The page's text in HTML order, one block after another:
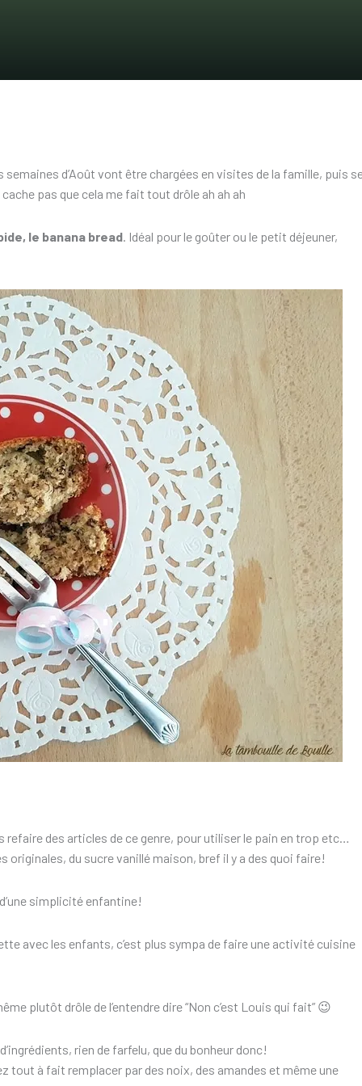
d’Août vont être chargées en visites de la famille, puis
pas que cela me fait tout drôle ah ah ah
le banana bread. Idéal pour le goûter ou le petit déjeuner,
des articles de ce genre, pour utiliser le pain en trop etc…
du sucre vanillé maison, bref il y a des quoi faire!
simplicité enfantine!
avec les enfants, c’est plus sympa de faire une activité cuisine
plutôt drôle de l’entendre dire “Non c’est Louis qui fait” 😉
rien de farfelu, que du bonheur donc!
tout à fait remplacer par des noix, des amandes et même une